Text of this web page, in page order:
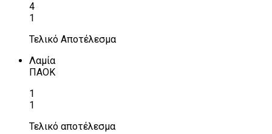
4
1
Τελικό Αποτέλεσμα
Λαμία
ΠΑΟΚ
1
1
Τελικό αποτέλεσμα